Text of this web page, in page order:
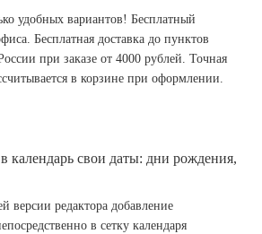
удобных вариантов! Бесплатный
Бесплатная доставка до пунктов
при заказе от 4000 рублей. Точная
в корзине при оформлении.
календарь свои даты: дни рождения,
версии редактора добавление
в сетку календаря